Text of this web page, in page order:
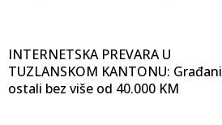
INTERNETSKA PREVARA U
TUZLANSKOM KANTONU: Građani
ostali bez više od 40.000 KM